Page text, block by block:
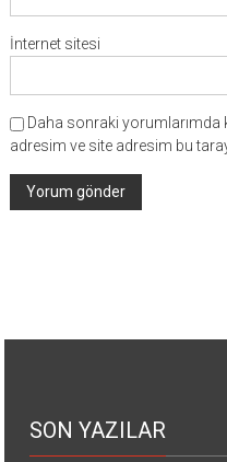
İnternet sitesi
Daha sonraki yorumlarımda
adresim ve site adresim bu
SON YAZILAR